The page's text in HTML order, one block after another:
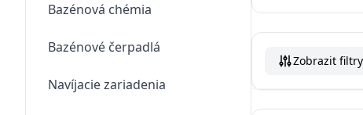
Bazénová chémia
Bazénové čerpadlá
Navíjacie zariadenia
Zobrazit filtry